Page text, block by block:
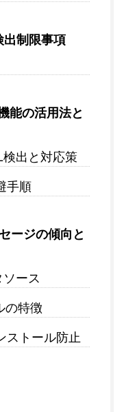
出制限事項
能の活用法と
検出と対応策
手順
ージの傾向と
ース
の特徴
ストール防止